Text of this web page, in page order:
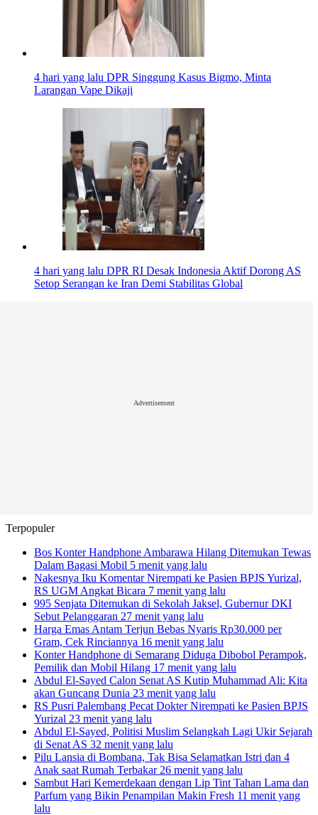
4 hari yang lalu DPR Singgung Kasus Bigmo, Minta
Larangan Vape Dikaji
4 hari yang lalu DPR RI Desak Indonesia Aktif Dorong AS
Setop Serangan ke Iran Demi Stabilitas Global
Advertisement
Terpopuler
Bos Konter Handphone Ambarawa Hilang Ditemukan Tewas
Dalam Bagasi Mobil 5 menit yang lalu
Nakesnya Iku Komentar Nirempati ke Pasien BPJS Yurizal,
RS UGM Angkat Bicara 7 menit yang lalu
995 Senjata Ditemukan di Sekolah Jaksel, Gubernur DKI
Sebut Pelanggaran 27 menit yang lalu
Harga Emas Antam Terjun Bebas Nyaris Rp30.000 per
Gram, Cek Rinciannya 16 menit yang lalu
Konter Handphone di Semarang Diduga Dibobol Perampok,
Pemilik dan Mobil Hilang 17 menit yang lalu
Abdul El-Sayed Calon Senat AS Kutip Muhammad Ali: Kita
akan Guncang Dunia 23 menit yang lalu
RS Pusri Palembang Pecat Dokter Nirempati ke Pasien BPJS
Yurizal 23 menit yang lalu
Abdul El-Sayed, Politisi Muslim Selangkah Lagi Ukir Sejarah
di Senat AS 32 menit yang lalu
Pilu Lansia di Bombana, Tak Bisa Selamatkan Istri dan 4
Anak saat Rumah Terbakar26 menit yang lalu
Sambut Hari Kemerdekaan dengan Lip Tint Tahan Lama dan
Parfum yang Bikin Penampilan Makin Fresh 11 menit yang
lalu